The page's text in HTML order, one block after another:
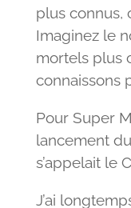
plus connus,
Imaginez le
mortels plus
connaissons
Pour Super
lancement
s’appelait le
J’ai